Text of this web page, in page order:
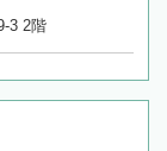
3 2階